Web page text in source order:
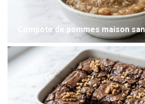
Compote de pommes maison